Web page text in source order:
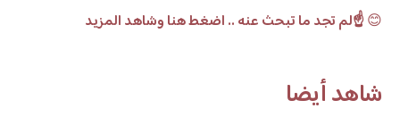
😊☝️لم تجد ما تبحث عنه .. اضغط هنا وشاهد المزيد
شاهد أيضا